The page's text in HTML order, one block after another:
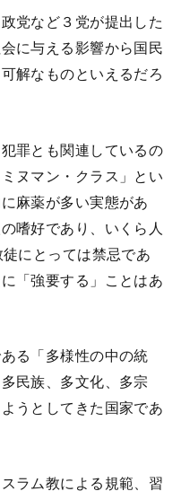
党など３党が提出した
に与える影響から国民
解なものといえるだろ
罪とも関連しているの
ヌマン・クラス」とい
麻薬が多い実態があ
嗜好であり、いくら人
にとっては禁忌であ
「強要する」ことはあ
る「多様性の中の統
民族、多文化、多宗
うとしてきた国家であ
ラム教による規範、習